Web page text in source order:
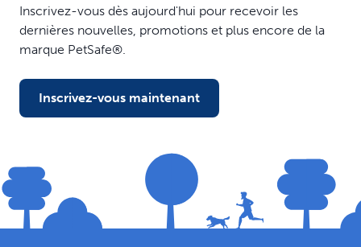
Inscrivez-vous dès aujourd'hui pour recevoir les
dernières nouvelles, promotions et plus encore de la
marque PetSafe®.
Inscrivez-vous maintenant